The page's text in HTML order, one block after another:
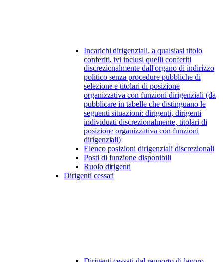
Incarichi dirigenziali, a qualsiasi titolo
conferiti, ivi inclusi quelli conferiti
discrezionalmente dall'organo di indirizzo
politico senza procedure pubbliche di
selezione e titolari di posizione
organizzativa con funzioni dirigenziali (da
pubblicare in tabelle che distinguano le
seguenti situazioni: dirigenti, dirigenti
individuati discrezionalmente, titolari di
posizione organizzativa con funzioni
dirigenziali)
Elenco posizioni dirigenziali discrezionali
Posti di funzione disponibili
Ruolo dirigenti
Dirigenti cessati